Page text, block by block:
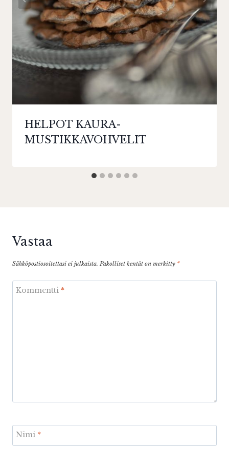
HELPOT KAURA-
MUSTIKKAVOHVELIT
Vastaa
Sähköpostiosoitettasi ei julkaista. Pakolliset kentät on merkitty *
Kommentti *
Nimi *